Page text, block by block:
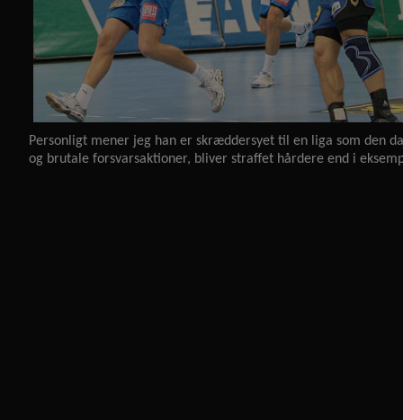
Personligt mener jeg han er skræddersyet til en liga som den
og brutale forsvarsaktioner, bliver straffet hårdere end i